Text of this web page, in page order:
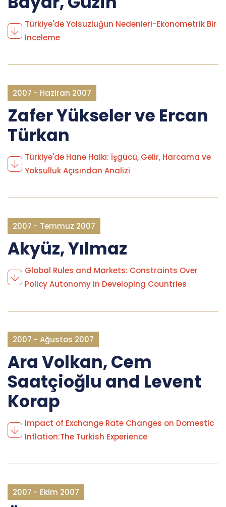
Türkiye'de Yolsuzluğun Nedenleri-Ekonometrik Bir
İnceleme
2007 - Haziran 2007
Zafer Yükseler ve Ercan
Türkan
Türkiye'de Hane Halkı: İşgücü, Gelir, Harcama ve
Yoksulluk Açısından Analizi
2007 - Temmuz 2007
Akyüz, Yılmaz
Global Rules and Markets: Constraints Over
Policy Autonomy in Developing Countries
2007 - Ağustos 2007
Ara Volkan, Cem
Saatçioğlu and Levent
Korap
Impact of Exchange Rate Changes on Domestic
Inflation:The Turkish Experience
2007 - Ekim 2007